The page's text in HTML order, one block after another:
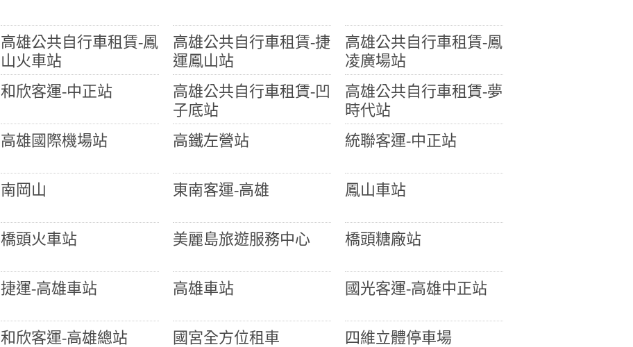
高雄公共自行車租賃-鳳
山火車站
高雄公共自行車租賃-捷
運鳳山站
高雄公共自行車租賃-鳳
凌廣場站
和欣客運-中正站
高雄公共自行車租賃-凹
子底站
高雄公共自行車租賃-夢
時代站
高雄國際機場站 高鐵左營站 統聯客運-中正站
南岡山 東南客運-高雄 鳳山車站
橋頭火車站 美麗島旅遊服務中心 橋頭糖廠站
捷運-高雄車站 高雄車站 國光客運-高雄中正站
和欣客運-高雄總站 國宮全方位租車 四維立體停車場